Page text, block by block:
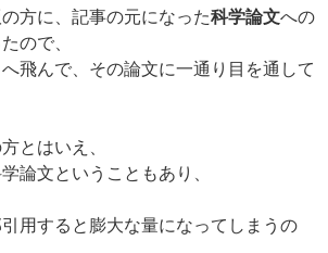
方に、記事の元になった科学論文への
ので、
飛んで、その論文に一通り目を通して
とはいえ、
論文ということもあり、
用すると膨大な量になってしまうの